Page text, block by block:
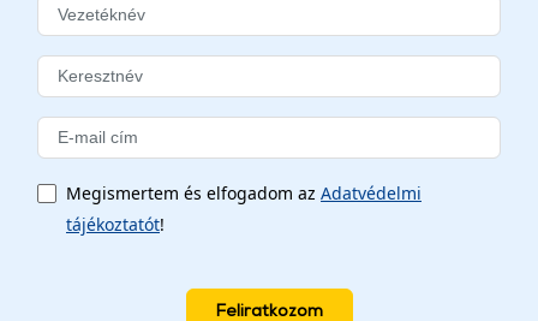
Megismertem és elfogadom az Adatvédelmi
tájékoztatót!
Feliratkozom